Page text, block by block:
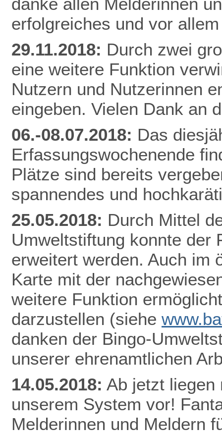
erfolgreiches und vor
29.11.2018: Durch zwei
eine weitere Funktion
Nutzern und Nutzerinnen
eingeben. Vielen Dank an
06.-08.07.2018: Das
Erfassungswochenende
Plätze sind bereits
spannendes und
25.05.2018: Durch Mittel
Umweltstiftung konnte der
erweitert werden. Auch im
Karte mit der
weitere Funktion
darzustellen (siehe
danken der Bingo-
unserer ehrenamtlichen
14.05.2018: Ab jetzt liegen
unserem System vor!
Melderinnen und Meldern